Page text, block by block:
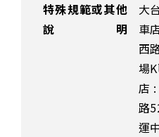
特殊規範或其他
說明
大
車
西
場
店
路
運